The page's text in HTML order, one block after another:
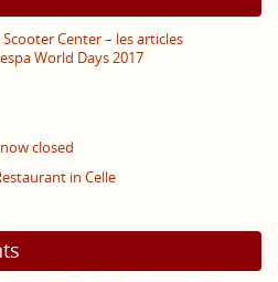
Center – les articles
World Days 2017
closed
in Celle